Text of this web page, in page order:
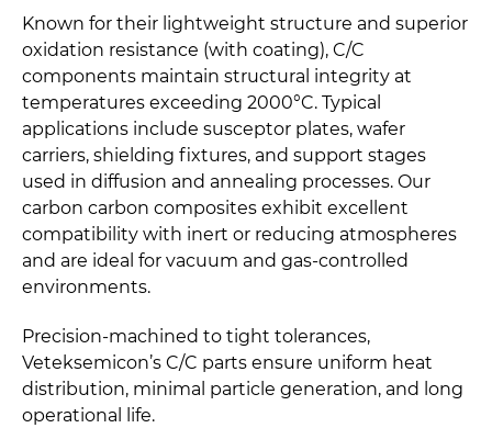
Known for their lightweight structure and superior
oxidation resistance (with coating), C/C
components maintain structural integrity at
temperatures exceeding 2000°C. Typical
applications include susceptor plates, wafer
carriers, shielding fixtures, and support stages
used in diffusion and annealing processes. Our
carbon carbon composites exhibit excellent
compatibility with inert or reducing atmospheres
and are ideal for vacuum and gas-controlled
environments.
Precision-machined to tight tolerances,
Veteksemicon’s C/C parts ensure uniform heat
distribution, minimal particle generation, and long
operational life.